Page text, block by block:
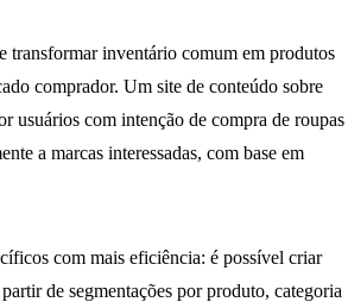
transformar inventário comum em produtos
comprador. Um site de conteúdo sobre
usuários com intenção de compra de roupas
a marcas interessadas, com base em
com mais eficiência: é possível criar
de segmentações por produto, categoria